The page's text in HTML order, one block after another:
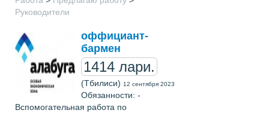
Руководители
оффициант-
бармен
1414 лари.
(Тбилиси) 12 сентября 2023
Обязанности: -
Вспомогательная работа по